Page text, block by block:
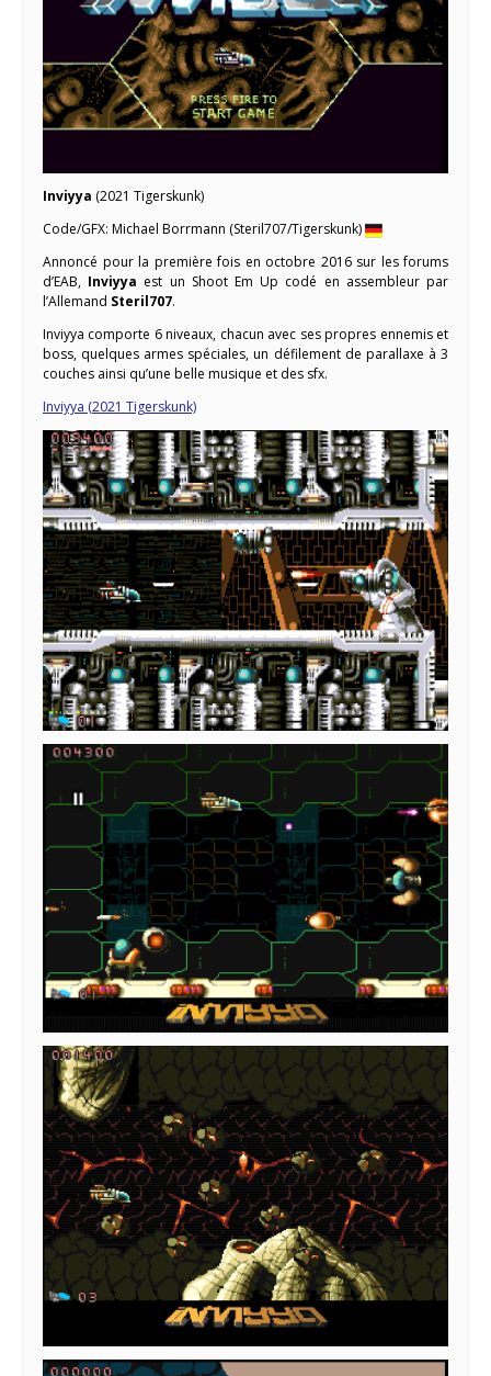
Inviyya (2021 Tigerskunk)
Code/GFX: Michael Borrmann (Steril707/Tigerskunk)
Annoncé pour la première fois en octobre 2016 sur les forums
d’EAB, Inviyya est un Shoot Em Up codé en assembleur par
l’Allemand Steril707.
Inviyya comporte 6 niveaux, chacun avec ses propres ennemis et
boss, quelques armes spéciales, un défilement de parallaxe à 3
couches ainsi qu’une belle musique et des sfx.
Inviyya (2021 Tigerskunk)